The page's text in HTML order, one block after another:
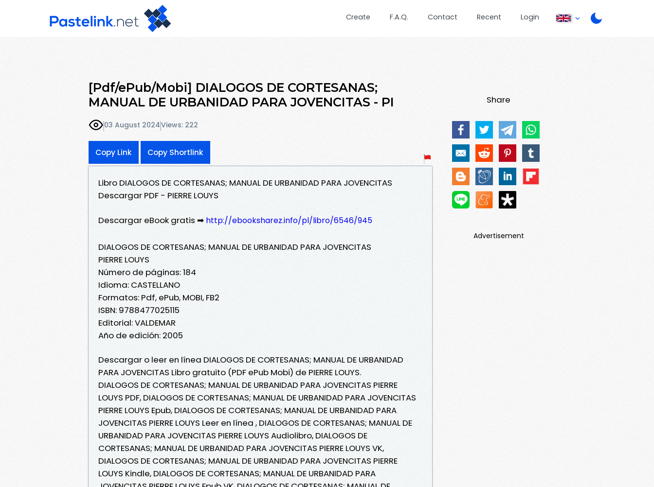
Create F.A.Q. Contact Recent Login
[Pdf/ePub/Mobi] DIALOGOS DE CORTESANAS;
MANUAL DE URBANIDAD PARA JOVENCITAS - PI
03 August 2024Views: 222
Copy Link Copy Shortlink
Libro DIALOGOS DE CORTESANAS; MANUAL DE URBANIDAD PARA JOVENCITAS
Descargar PDF - PIERRE LOUYS
Descargar eBook gratis ➡ http://ebooksharez.info/pl/libro/6546/945
DIALOGOS DE CORTESANAS; MANUAL DE URBANIDAD PARA JOVENCITAS
PIERRE LOUYS
Número de páginas: 184
Idioma: CASTELLANO
Formatos: Pdf, ePub, MOBI, FB2
ISBN: 9788477025115
Editorial: VALDEMAR
Año de edición: 2005
Descargar o leer en línea DIALOGOS DE CORTESANAS; MANUAL DE URBANIDAD
PARA JOVENCITAS Libro gratuito (PDF ePub Mobi) de PIERRE LOUYS.
DIALOGOS DE CORTESANAS; MANUAL DE URBANIDAD PARA JOVENCITAS PIERRE
LOUYS PDF, DIALOGOS DE CORTESANAS; MANUAL DE URBANIDAD PARA JOVENCITAS
PIERRE LOUYS Epub, DIALOGOS DE CORTESANAS; MANUAL DE URBANIDAD PARA
JOVENCITAS PIERRE LOUYS Leer en línea , DIALOGOS DE CORTESANAS; MANUAL DE
URBANIDAD PARA JOVENCITAS PIERRE LOUYS Audiolibro, DIALOGOS DE
CORTESANAS; MANUAL DE URBANIDAD PARA JOVENCITAS PIERRE LOUYS VK,
DIALOGOS DE CORTESANAS; MANUAL DE URBANIDAD PARA JOVENCITAS PIERRE
LOUYS Kindle, DIALOGOS DE CORTESANAS; MANUAL DE URBANIDAD PARA
Share
Advertisement